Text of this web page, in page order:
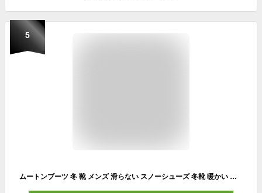
5
ムートンブーツ 冬 靴 メンズ 滑らない スノーシューズ 冬靴 暖かい 裏起毛 可愛い ローヒール ミドルブーツ 男女兼用 レディース ブーツ 防水 ウォーキング ロング ブーツ アウトドア 撥水 防寒 登山 旅行 ワークブーツ 通勤 もこもこ ネイビー/ブラック/マスタード/グレー